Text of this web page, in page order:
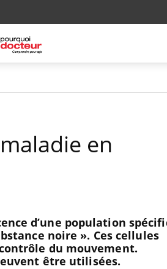
en
d’une population
noire ». Ces cellules
du mouvement.
être utilisées.